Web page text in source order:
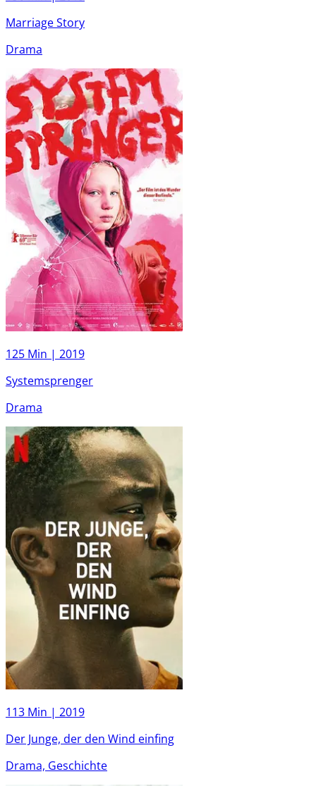
Marriage Story
Drama
125 Min | 2019
Systemsprenger
Drama
113 Min | 2019
Der Junge, der den Wind einfing
Drama, Geschichte